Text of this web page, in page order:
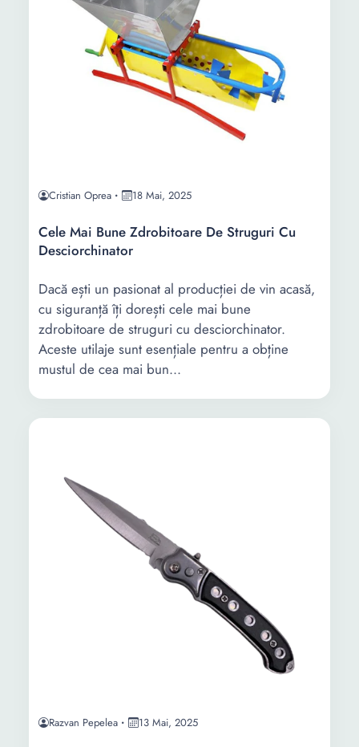
Cristian Oprea 18 Mai, 2025
Cele Mai Bune Zdrobitoare De Struguri Cu
Desciorchinator
Dacă ești un pasionat al producției de vin acasă,
cu siguranță îți dorești cele mai bune
zdrobitoare de struguri cu desciorchinator.
Aceste utilaje sunt esențiale pentru a obține
mustul de cea mai bun...
Razvan Pepelea 13 Mai, 2025